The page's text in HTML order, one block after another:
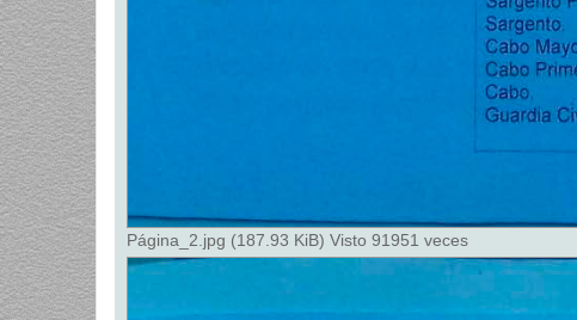
Página_2.jpg (187.93 KiB) Visto 91951 veces